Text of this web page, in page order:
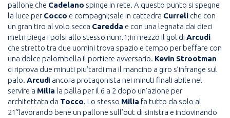
pallone che Cadelano spinge in rete. A questo punto si spegne
la luce per Cocco e compagni;sale in cattedra Curreli che con
un gran tiro al volo secca Caredda e con una legnata dai dieci
metri piega i polsi allo stesso num.1;in mezzo il gol di Arcudi
che stretto tra due uomini trova spazio e tempo per beffare con
una dolce palombella il portiere avversario. Kevin Strootman
ci riprova due minuti piu’tardi ma il mancino a giro s’infrange sul
palo. Arcudi ancora protagonista nei minuti finali abile nel
servire a Milia la palla per il 6 a 2 dopo un’azione per
architettata da Tocco. Lo stesso Milia fa tutto da solo al
21°lavorando bene un pallone sull’out di sinistra e indovinando